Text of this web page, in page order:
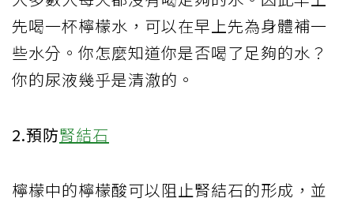
先喝一杯檸檬水，可以在早上先為身體補一
些水分。你怎麼知道你是否喝了足夠的水？
你的尿液幾乎是清澈的。
2.預防腎結石
檸檬中的檸檬酸可以阻止腎結石的形成，並